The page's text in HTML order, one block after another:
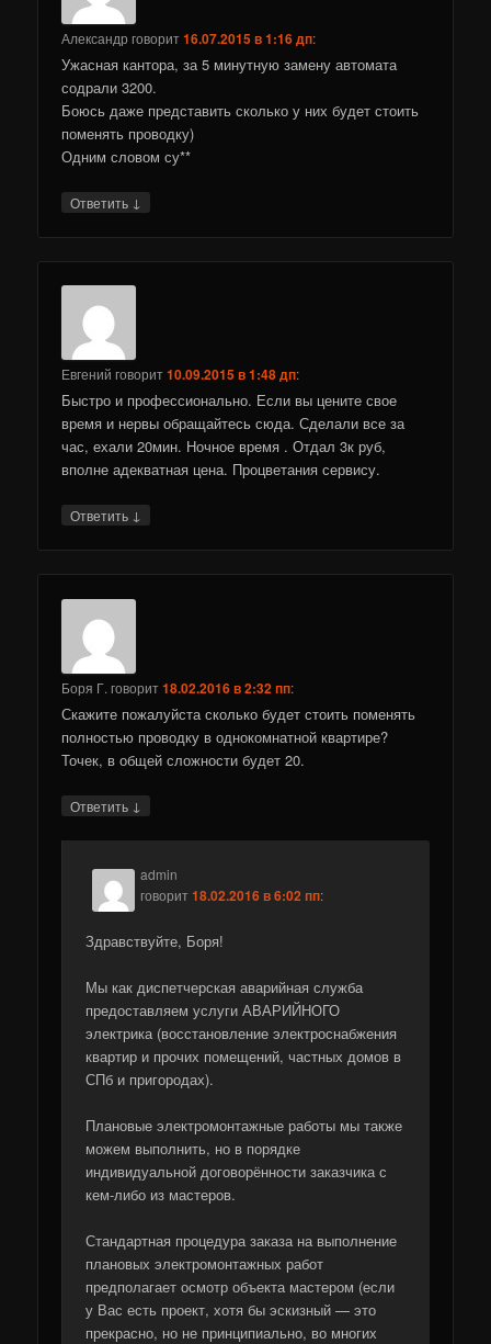
Александр говорит16.07.2015 в 1:16 дп:
Ужасная кантора, за 5 минутную замену автомата
содрали 3200.
Боюсь даже представить сколько у них будет стоить
поменять проводку)
Одним словом су**
Ответить ↓
Евгений говорит10.09.2015 в 1:48 дп:
Быстро и профессионально. Если вы цените свое
время и нервы обращайтесь сюда. Сделали все за
час, ехали 20мин. Ночное время . Отдал 3к руб,
вполне адекватная цена. Процветания сервису.
Ответить ↓
Боря Г. говорит18.02.2016 в 2:32 пп:
Скажите пожалуйста сколько будет стоить поменять
полностью проводку в однокомнатной квартире?
Точек, в общей сложности будет 20.
Ответить ↓
admin
говорит18.02.2016 в 6:02 пп:
Здравствуйте, Боря!
Мы как диспетчерская аварийная служба
предоставляем услуги АВАРИЙНОГО
электрика (восстановление электроснабжения
квартир и прочих помещений, частных домов в
СПб и пригородах).
Плановые электромонтажные работы мы также
можем выполнить, но в порядке
индивидуальной договорённости заказчика с
кем-либо из мастеров.
Стандартная процедура заказа на выполнение
плановых электромонтажных работ
предполагает осмотр объекта мастером (если
у Вас есть проект, хотя бы эскизный — это
прекрасно, но не принципиально, во многих